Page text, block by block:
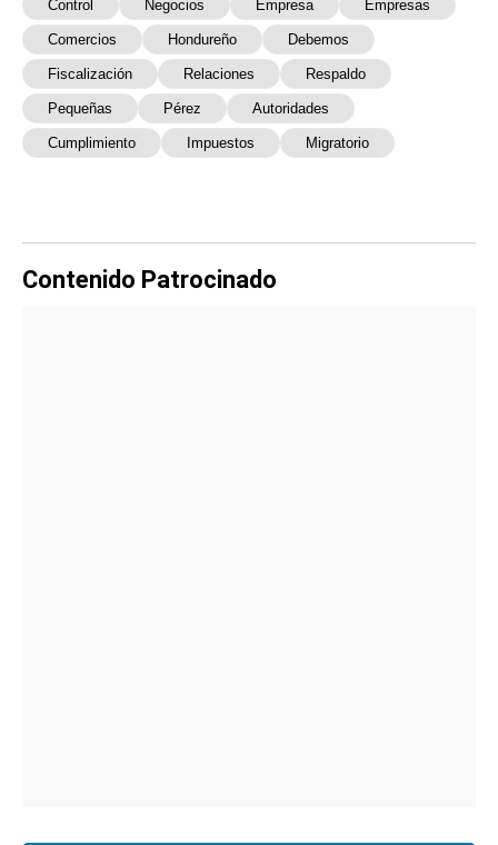
Control Negocios Empresa Empresas
Comercios Hondureño Debemos
Fiscalización Relaciones Respaldo
Pequeñas Pérez Autoridades
Cumplimiento Impuestos Migratorio
Contenido Patrocinado